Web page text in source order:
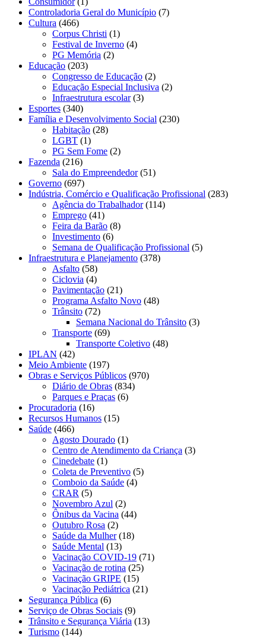
Controladoria Geral do Município (7)
Cultura (466)
Corpus Christi (1)
Festival de Inverno (4)
PG Memória (2)
Educação (203)
Congresso de Educação (2)
Educação Especial Inclusiva (2)
Infraestrutura escolar(3)
Esportes (340)
Família e Desenvolvimento Social (230)
Habitação (28)
LGBT (1)
PG Sem Fome (2)
Fazenda (216)
Sala do Empreendedor(51)
Governo (697)
Indústria, Comércio e Qualificação Profissional (283)
Agência do Trabalhador(114)
Emprego (41)
Feira da Barão (8)
Investimento (6)
Semana de Qualificação Profissional (5)
Infraestrutura e Planejamento (378)
Asfalto (58)
Ciclovia (4)
Pavimentação (21)
Programa Asfalto Novo (48)
Trânsito (72)
Semana Nacional do Trânsito (3)
Transporte (69)
Transporte Coletivo (48)
IPLAN (42)
Meio Ambiente (197)
Obras e Serviços Públicos (970)
Diário de Obras (834)
Parques e Praças (6)
Procuradoria (16)
Recursos Humanos (15)
Saúde (466)
Agosto Dourado (1)
Centro de Atendimento da Criança (3)
Cinedebate (1)
Coleta de Preventivo (5)
Comboio da Saúde (4)
CRAR (5)
Novembro Azul (2)
Ônibus da Vacina (44)
Outubro Rosa (2)
Saúde da Mulher(18)
Saúde Mental (13)
Vacinação COVID-19 (71)
Vacinação de rotina (25)
Vacinação GRIPE (15)
Vacinação Pediátrica (21)
Segurança Pública (6)
Serviço de Obras Sociais (9)
Trânsito e Segurança Viária (13)
Turismo (144)